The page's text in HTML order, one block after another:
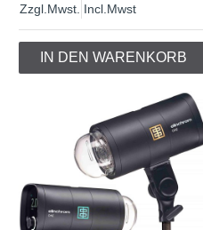
Zzgl.Mwst. Incl.Mwst
IN DEN WARENKORB